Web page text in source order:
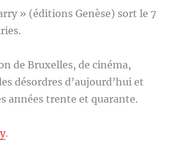
» (éditions Genèse) sort le 7
de Bruxelles, de cinéma,
désordres d’aujourd’hui et
années trente et quarante.
.